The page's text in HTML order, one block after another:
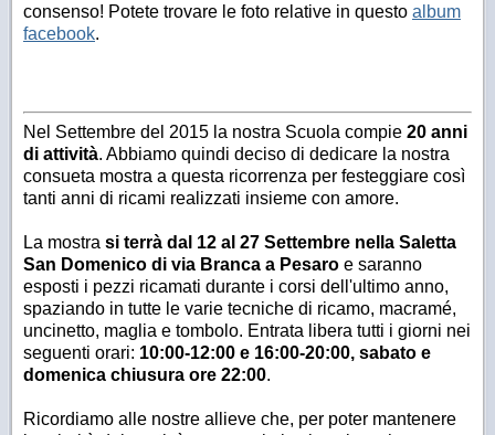
consenso! Potete trovare le foto relative in questo album
facebook.
Nel Settembre del 2015 la nostra Scuola compie 20 anni
di attività. Abbiamo quindi deciso di dedicare la nostra
consueta mostra a questa ricorrenza per festeggiare così
tanti anni di ricami realizzati insieme con amore.
La mostra si terrà dal 12 al 27 Settembre nella Saletta
San Domenico di via Branca a Pesaro e saranno
esposti i pezzi ricamati durante i corsi dell'ultimo anno,
spaziando in tutte le varie tecniche di ricamo, macramé,
uncinetto, maglia e tombolo. Entrata libera tutti i giorni nei
seguenti orari: 10:00-12:00 e 16:00-20:00, sabato e
domenica chiusura ore 22:00.
Ricordiamo alle nostre allieve che, per poter mantenere